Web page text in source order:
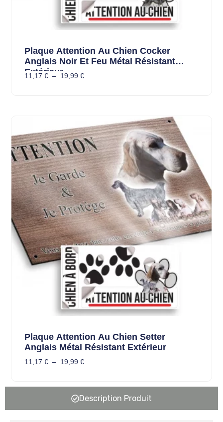
Plaque Attention Au Chien Cocker
Anglais Noir Et Feu Métal Résistant
Extérieur
11,17 € – 19,99 €
Plaque Attention Au Chien Setter
Anglais Métal Résistant Extérieur
11,17 € – 19,99 €
Description Produit